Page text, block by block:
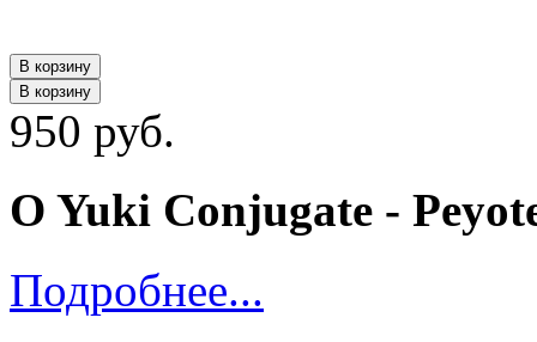
В корзину
В корзину
950 руб.
O Yuki Conjugate -
Подробнее...